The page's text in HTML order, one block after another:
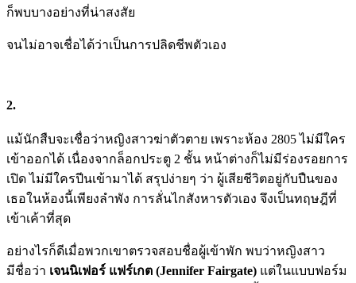
ก็พบบางอย่างที่น่าสงสัย
จนไม่อาจเชื่อได้ว่าเป็นการปลิดชีพตัวเอง
2.
แม้นักสืบจะเชื่อว่าหญิงสาวฆ่าตัวตาย เพราะห้อง 2805 ไม่มีใคร
เข้าออกได้ เนื่องจากล็อกประตู 2 ชั้น หน้าต่างก็ไม่มีร่องรอยการ
เปิด ไม่มีใครปีนเข้ามาได้ สรุปง่ายๆ ว่า ผู้เสียชีวิตอยู่กับปืนของ
เธอในห้องนี้เพียงลำพัง การลั่นไกสังหารตัวเอง จึงเป็นทฤษฎีที่
เข้าเค้าที่สุด
อย่างไรก็ดีเมื่อพวกเขาตรวจสอบชื่อผู้เข้าพัก พบว่าหญิงสาว
มีชื่อว่า เจนนิเฟอร์ แฟร์เกต (Jennifer Fairgate) แต่ในแบบฟอร์ม